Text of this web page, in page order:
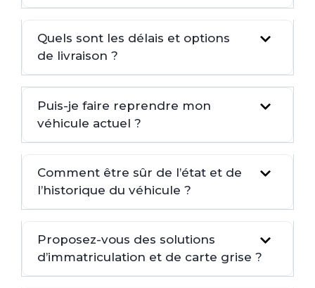
Quels sont les délais et options
de livraison ?
Puis-je faire reprendre mon
véhicule actuel ?
Comment être sûr de l’état et de
l’historique du véhicule ?
Proposez-vous des solutions
d’immatriculation et de carte grise ?